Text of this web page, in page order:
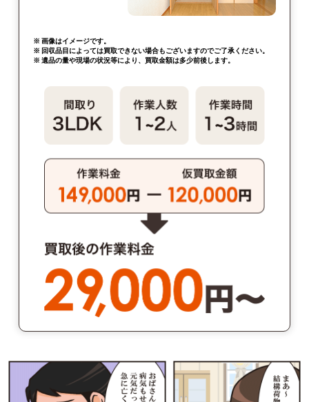
※ 画像はイメージです。
※ 回収品目によっては買取できない場合もございますのでご了承ください。
※ 遺品の量や現場の状況等により、買取金額は多少前後します。